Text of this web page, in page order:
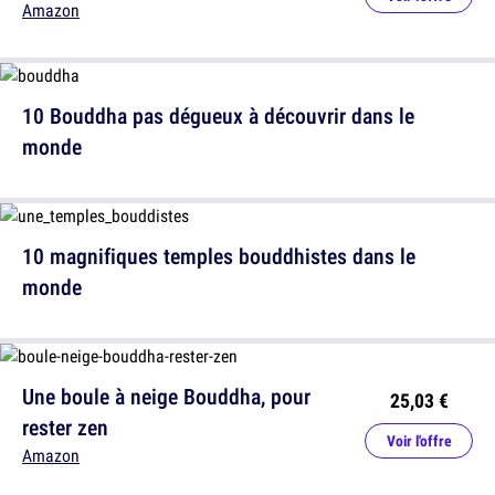
Amazon
Une boule à neige Bouddha, pour
rester zen
Amazon
25,03 €
Voir l'offre
10 Bouddha pas dégueux à découvrir dans le
monde
10 magnifiques temples bouddhistes dans le
monde